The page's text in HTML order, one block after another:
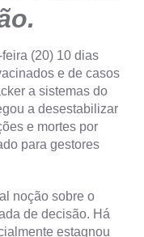
(20) 10 dias
e de casos
a sistemas do
a desestabilizar
e mortes por
para gestores
noção sobre o
de decisão. Há
estagnou